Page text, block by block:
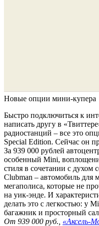
Новые опции мини-купера
Быстро подключиться к
написать другу в
радиостанций – все это
Special Edition. Сейчас он
За 939 000 рублей
особенный Mini,
стиля в сочетании с духом
Clubman – автомобиль
мегаполиса, которые не
на уик-энде. И
делать это с легкостью: у
багажник и просторный
От 939 000 руб., «Аксель-